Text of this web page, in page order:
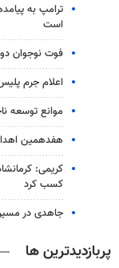
ترامپ به
است
فوت نوجوان
اعلام جرم
موانع توسعه ناحیه
هفدهمین
کریمی:
کسب کرد
جاهدی در مسیر پارالمپیک ۲۰۲۸؛ آغاز
پربازدیدترین ها